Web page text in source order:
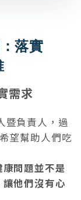
落實
需求
暨負責人，過
望幫助人們吃
問題並不是
他們沒有心